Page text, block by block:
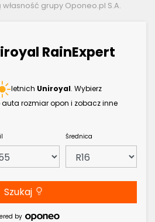
grupy Oponeo.pl S.A.
RainExpert
letnich Uniroyal. Wybierz
rozmiar opon i zobacz inne
Średnica
Szukaj
by